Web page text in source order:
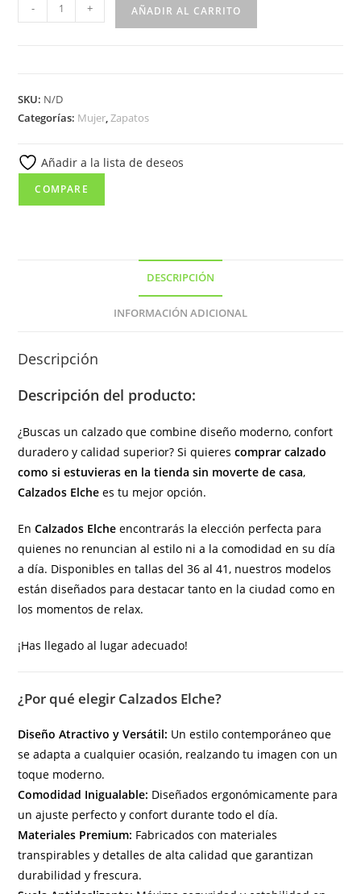
Mocasín
señora
en
de
color
negro
- + AÑADIR AL CARRITO
SKU: N/D
Categorías: Mujer,Zapatos
Añadir a la lista de deseos
COMPARE
DESCRIPCIÓN
INFORMACIÓN ADICIONAL
Descripción
Descripción del producto:
¿Buscas un calzado que combine diseño moderno, confort
duradero y calidad superior? Si quierescomprar calzado
como si estuvieras en la tienda sin moverte de casa,
Calzados Elche es tu mejor opción.
EnCalzados Elche encontrarás la elección perfecta para
quienes no renuncian al estilo ni a la comodidad en su día
a día. Disponibles en tallas del 36 al 41, nuestros modelos
están diseñados para destacar tanto en la ciudad como en
los momentos de relax.
¡Has llegado al lugar adecuado!
¿Por qué elegir Calzados Elche?
Diseño Atractivo y Versátil: Un estilo contemporáneo que
se adapta a cualquier ocasión, realzando tu imagen con un
toque moderno.
Comodidad Inigualable: Diseñados ergonómicamente para
un ajuste perfecto y confort durante todo el día.
Materiales Premium: Fabricados con materiales
transpirables y detalles de alta calidad que garantizan
durabilidad y frescura.